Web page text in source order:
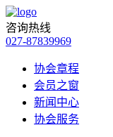
咨询热线
027-87839969
协会章程
会员之窗
新闻中心
协会服务